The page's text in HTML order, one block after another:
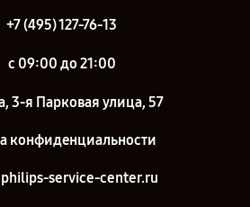
+7 (495) 127-76-13
c 09:00 до 21:00
3-я Парковая улица, 57
конфиденциальности
service-center.ru